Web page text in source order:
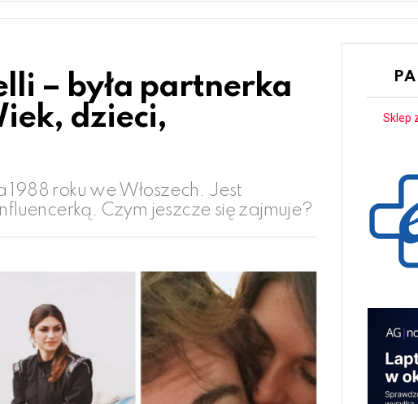
– była partnerka
dzieci,
1988 roku we Włoszech. Jest
Czym jeszcze się zajmuje?
Sklep